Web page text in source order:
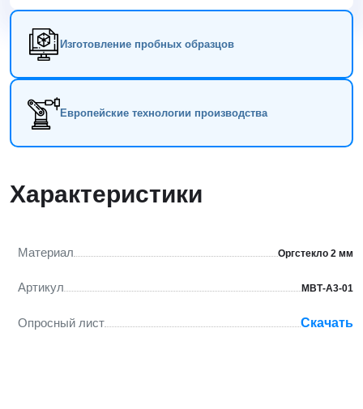
Изготовление пробных образцов
Европейские технологии производства
Характеристики
Материал Оргстекло 2 мм
Артикул МВТ-А3-01
Опросный лист Скачать